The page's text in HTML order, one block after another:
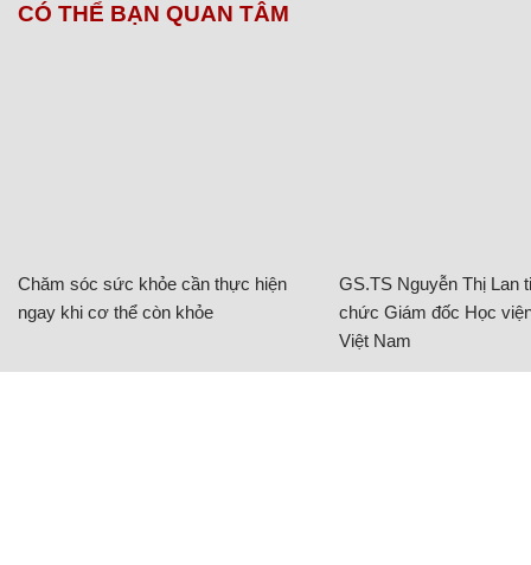
CÓ THỂ BẠN QUAN TÂM
Chăm sóc sức khỏe cần thực hiện
ngay khi cơ thể còn khỏe
GS.TS Nguyễn Thị Lan
chức Giám đốc Học
Việt Nam